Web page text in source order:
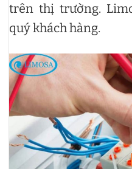
trên thị trường.
quý khách hàng.